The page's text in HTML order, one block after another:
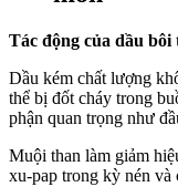
Tác động của dầu
Dầu kém chất lượng
thể bị đốt cháy trong
phận quan trọng như
Muội than làm giảm
xu-pap trong kỳ nén và